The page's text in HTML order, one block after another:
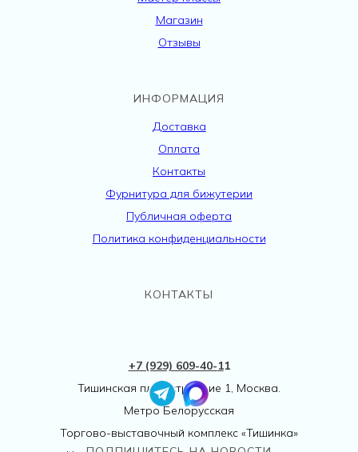
Магазин
Отзывы
ИНФОРМАЦИЯ
Доставка
Оплата
Контакты
Фурнитура для бижутерии
Публичная оферта
Политика конфиденциальности
КОНТАКТЫ
+7 (929) 609-40-11
Тишинская пл., 1 строение 1, Москва.
Метро Белорусская
Торгово-выставочный комплекс «Тишинка»